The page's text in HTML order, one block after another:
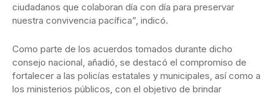
ciudadanos que colaboran día con día para preservar
nuestra convivencia pacífica”, indicó.
Como parte de los acuerdos tomados durante dicho
consejo nacional, añadió, se destacó el compromiso de
fortalecer a las policías estatales y municipales, así como a
los ministerios públicos, con el objetivo de brindar